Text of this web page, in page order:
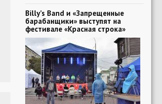
Billy’s Band и «Запрещенные
барабанщики» выступят на
фестивале «Красная строка»